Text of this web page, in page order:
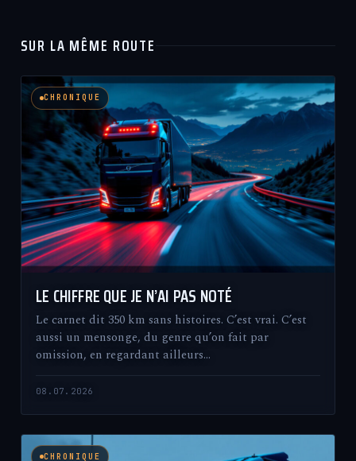
SUR LA MÊME ROUTE
CHRONIQUE
LE CHIFFRE QUE JE N’AI PAS NOTÉ
Le carnet dit 350 km sans histoires. C’est vrai. C’est
aussi un mensonge, du genre qu’on fait par
omission, en regardant ailleurs…
08.07.2026
CHRONIQUE